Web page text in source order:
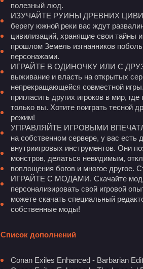
полезный люд.
ИЗУЧАЙТЕ РУИНЫ ДРЕВНИХ
берегу южной реки вас ждут
цивилизаций, хранящие свои тайны
прошлом Земель изгнанников
персонажами.
ИГРАЙТЕ В ОДИНОЧКУ ИЛИ С
выживание и власть на открытых
непрекращающейся совместной
пригласить других игроков в мир,
только вы. Хотите поиграть тесной
режим!
УПРАВЛЯЙТЕ ИГРОВЫМИ
на собственном сервере, у вас есть
внутриигровых инструментов. Они
монстров, делаться невидимым,
воплощения богов и многое другое.
ИГРАЙТЕ С МОДАМИ. Скачайте моды
персонализировать свой игровой
можете скачать специальный
собственные моды!
Список дополнений
Conan Exiles Enhanced - Barbarian